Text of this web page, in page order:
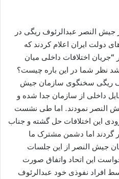
جيش النصر عبدالرئوف ریگی در
دولت ايران اعلام کردند كه
“جریان اختلافات داخلی ميان
نظر شما در این باره چیست؟
ریگی سخنگوی سازمان جیش
داخلی از سازمان جدا شده و
النصر نمودند. اما طی نشست
این اختلافات حل گشته و جناب
گردند اما دشمن مشترک ما
جیش النصر از این جلسات
این اتحاد واتفاق صورت
افراد نفوذی خود عبدالرئوف